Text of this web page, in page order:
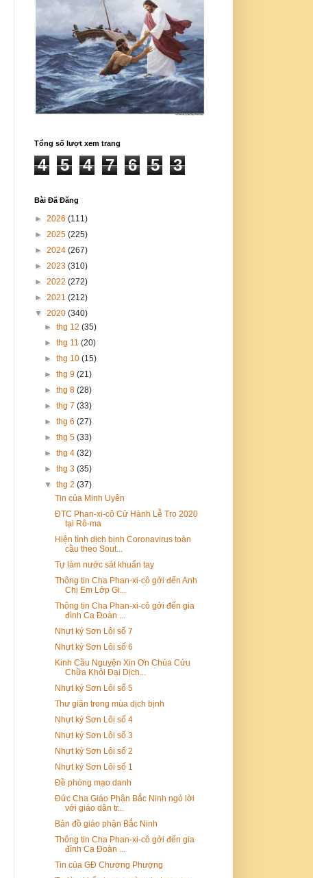
Tổng số lượt xem trang
4 5 4 7 6 5 3
Bài Đã Đăng
► 2026 (111)
► 2025 (225)
► 2024 (267)
► 2023 (310)
► 2022 (272)
► 2021 (212)
▼ 2020 (340)
►thg 12(35)
►thg 11(20)
►thg 10(15)
►thg 9(21)
►thg 8(28)
►thg 7(33)
►thg 6(27)
►thg 5(33)
►thg 4(32)
►thg 3(35)
▼thg 2(37)
Tin của Minh Uyên
ĐTC Phan-xi-cô Cử Hành Lễ Tro 2020
tại Rô-ma
Hiện tình dịch bịnh Coronavirus toàn
cầu theo Sout...
Tự làm nước sát khuẩn tay
Thông tin Cha Phan-xi-cô gởi đến Anh
Chị Em Lớp Gi...
Thông tin Cha Phan-xi-cô gởi đến gia
đình Ca Đoàn ...
Nhựt ký Sơn Lôi số 7
Nhựt ký Sơn Lôi số 6
Kinh Cầu Nguyện Xin Ơn Chúa Cứu
Chữa Khỏi Đại Dịch...
Nhựt ký Sơn Lôi số 5
Thư giãn trong mùa dịch bịnh
Nhựt ký Sơn Lôi số 4
Nhựt ký Sơn Lôi số 3
Nhựt ký Sơn Lôi số 2
Nhựt ký Sơn Lôi số 1
Đề phòng mạo danh
Đức Cha Giáo Phận Bắc Ninh ngỏ lời
với giáo dân tr...
Bản đồ giáo phận Bắc Ninh
Thông tin Cha Phan-xi-cô gởi đến gia
đình Ca Đoàn ...
Tin của GĐ Chương Phượng